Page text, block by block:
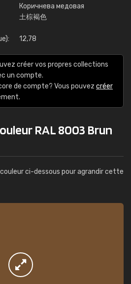
Коричнева медовая
土棕褐色
12,78
créer vos propres collections
un compte.
de compte? Vous pouvez créer
RAL 8003 Brun
ci-dessous pour agrandir cette